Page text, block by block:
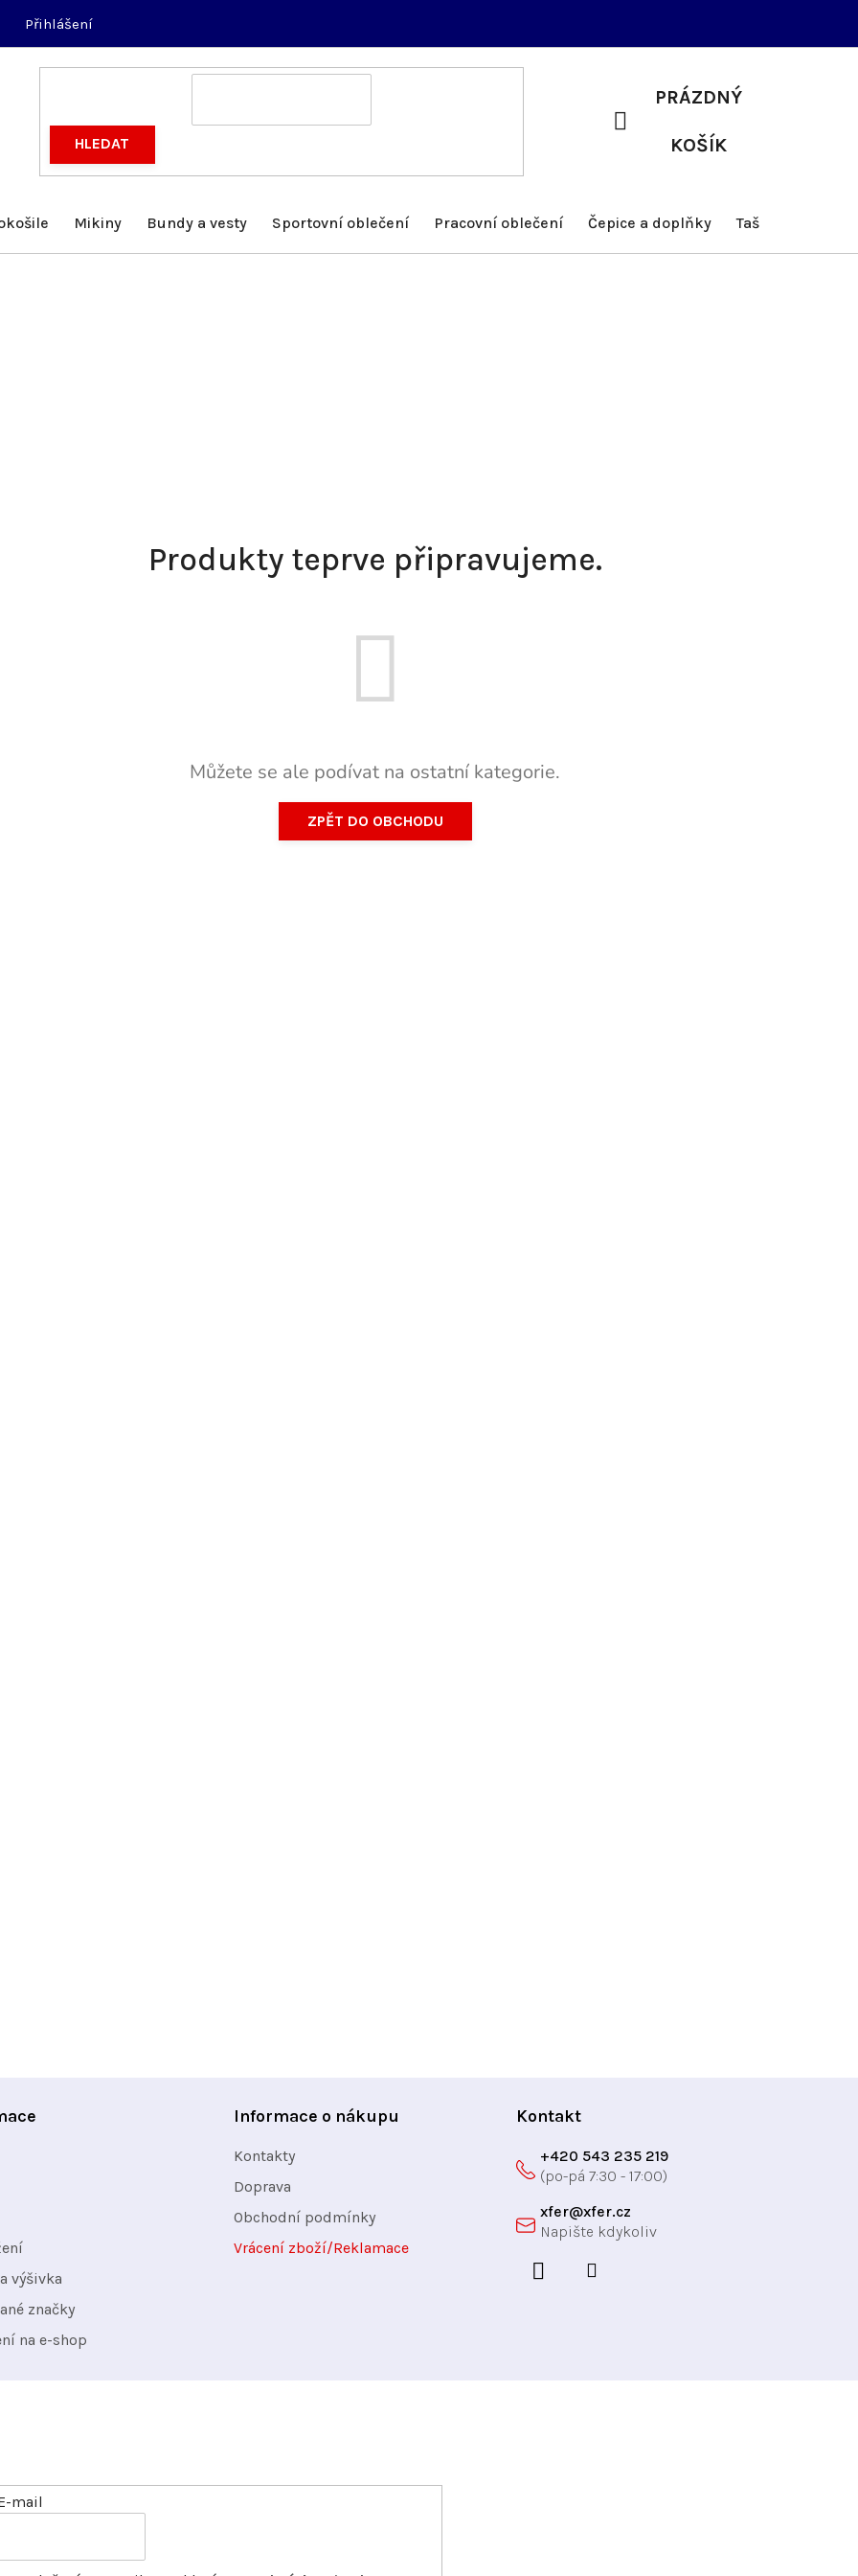
Přihlášení
HLEDAT NÁKUPNÍ
PRÁZDNÝ
KOŠÍK
Mikiny Bundy a vesty Sportovní oblečení Pracovní oblečení Čepice a doplňky Tašky a batohy
Produkty teprve připravujeme.
Můžete se ale podívat na ostatní kategorie.
ZPĚT DO OBCHODU
výšivka
značky
na e-shop
Informace o nákupu
Kontakty
Doprava
Obchodní podmínky
Vrácení zboží/Reklamace
Kontakt
xfer@xfer.cz
+420 543 235 219
mail